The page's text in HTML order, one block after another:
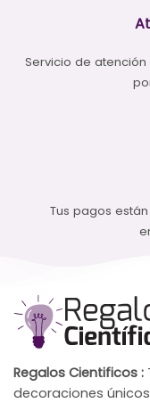
Servicio de
Tus pagos
Regalos Cientificos :
decoraciones